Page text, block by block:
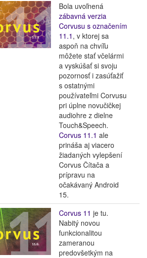
Bola uvoľnená
zábavná verzia
Corvusu s označením
11.1 , v ktorej sa
aspoň na chvíľu
môžete stať včelármi
a vyskúšať si svoju
pozornosť i zasúťažiť
s ostatnými
používateľmi Corvusu
pri úplne novučičkej
audiohre z dielne
Touch&Speech.
Corvus 11.1 ale
prináša aj viacero
žiadaných vylepšení
Corvus Čítača a
prípravu na
očakávaný Android
15.
Corvus 11 je tu.
Nabitý novou
funkcionalitou
zameranou
predovšetkým na